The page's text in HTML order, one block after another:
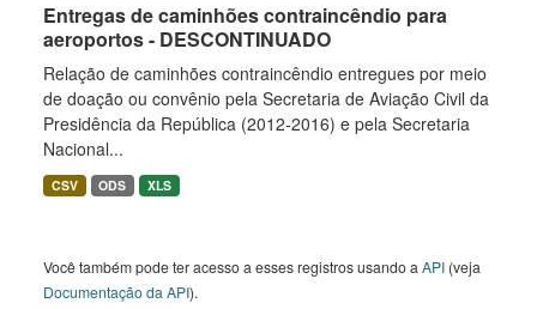
Entregas de caminhões contraincêndio para
aeroportos - DESCONTINUADO
Relação de caminhões contraincêndio entregues por meio
de doação ou convênio pela Secretaria de Aviação Civil da
Presidência da República (2012-2016) e pela Secretaria
Nacional...
CSV ODS XLS
Você também pode ter acesso a esses registros usando a API (veja
Documentação da API).